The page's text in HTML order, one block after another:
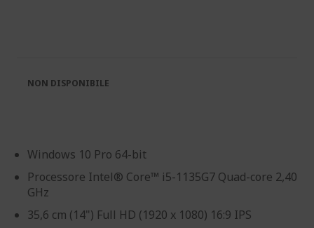
immagini
immagini
Windows 10 Pro 64-bit
Processore Intel® Core™ i5-1135G7 Quad-core 2,40
GHz
35,6 cm (14") Full HD (1920 x 1080) 16:9 IPS
NON DISPONIBILE